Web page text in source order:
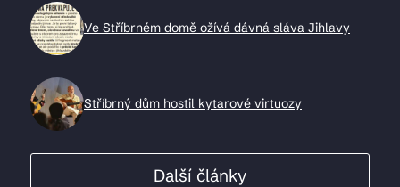
Ve Stříbrném domě ožívá dávná sláva Jihlavy
Stříbrný dům hostil kytarové virtuozy
Další články